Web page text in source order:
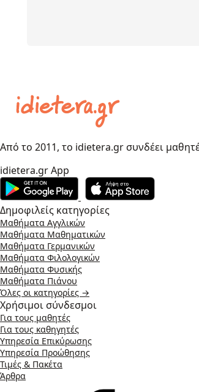
Από το 2011, το idietera.gr συνδέει
idietera.gr App
Δημοφιλείς κατηγορίες
Μαθήματα Αγγλικών
Μαθήματα Μαθηματικών
Μαθήματα Γερμανικών
Μαθήματα Φιλολογικών
Μαθήματα Φυσικής
Μαθήματα Πιάνου
Όλες οι κατηγορίες →
Χρήσιμοι σύνδεσμοι
Για τους μαθητές
Για τους καθηγητές
Υπηρεσία Επικύρωσης
Υπηρεσία Προώθησης
Τιμές & Πακέτα
Άρθρα